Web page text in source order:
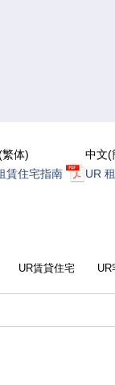
体)
賃住宅指南
中文(
UR
UR賃貸住宅